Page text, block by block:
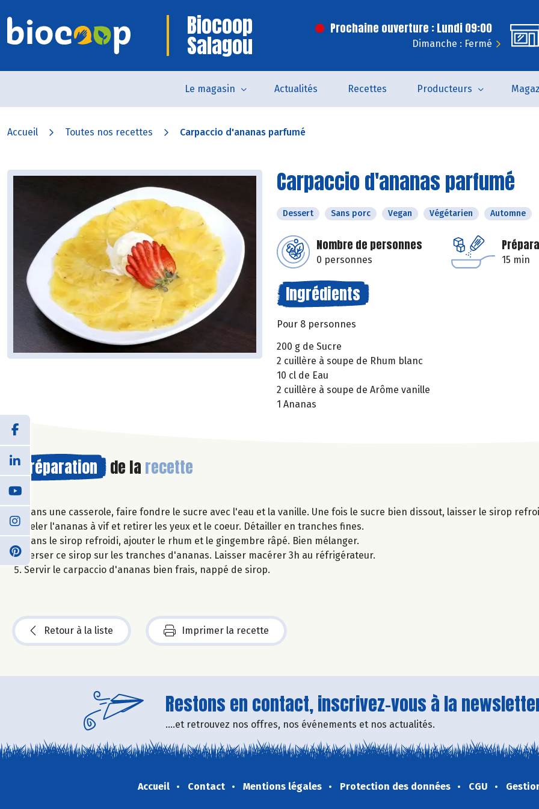
Biocoop
Salagou
Prochaine ouverture : Lundi 09:00
Dimanche : Fermé
Le magasin Actualités Recettes Producteurs
Accueil Toutes nos recettes Carpaccio d'ananas parfumé
Carpaccio d'ananas parfumé
Dessert Sans porc Vegan Végétarien Automne
Nombre de personnes
0 personnes 15 min
Ingrédients
Pour 8 personnes
200 g de Sucre
2 cuillère à soupe de Rhum blanc
10 cl de Eau
2 cuillère à soupe de Arôme vanille
1 Ananas
Préparation de la recette
Dans une casserole, faire fondre le sucre avec l'eau et la vanille. Une fois le sucre bien dissout, laisser le sirop
Peler l'ananas à vif et retirer les yeux et le coeur. Détailler en tranches fines.
Dans le sirop refroidi, ajouter le rhum et le gingembre râpé. Bien mélanger.
Verser ce sirop sur les tranches d'ananas. Laisser macérer 3h au réfrigérateur.
Servir le carpaccio d'ananas bien frais, nappé de sirop.
Retour à la liste Imprimer la recette
Restons en contact, inscrivez-vous à la
....et retrouvez nos offres, nos événements et nos actualités.
Accueil Contact Mentions légales Protection des données CGU